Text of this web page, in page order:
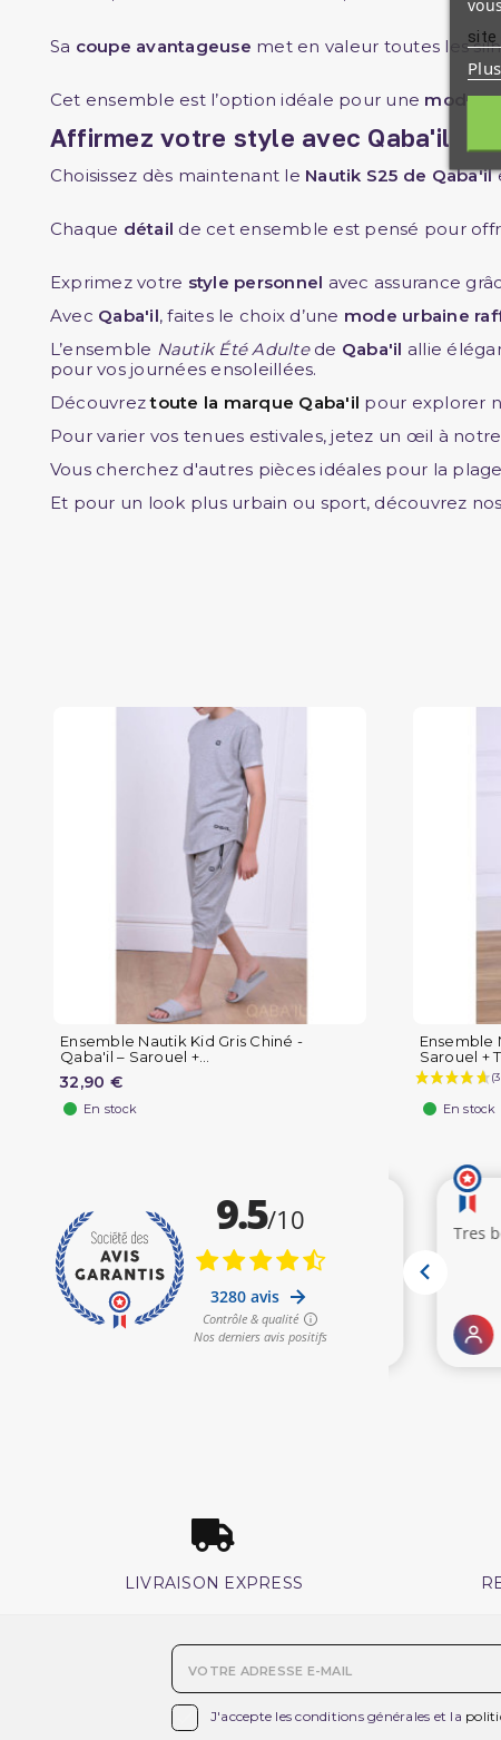
Sa coupe avantageuse met en valeur toutes les
Cet ensemble est l’option idéale pour une mode
Affirmez votre style avec Qaba'il
Choisissez dès maintenant le Nautik S25 de Qaba'il
Chaque détail de cet ensemble est pensé pour
Exprimez votre style personnel avec assurance
Avec Qaba'il, faites le choix d’une mode urbaine
L’ensemble Nautik Été Adultede Qaba'il allie
pour vos journées ensoleillées.
Découvreztoute la marque Qaba'il pour explorer
Pour varier vos tenues estivales, jetez un œil à
Vous cherchez d'autres pièces idéales pour la
Et pour un look plus urbain ou sport, découvrez nos
Ensemble Nautik Kid Gris Chiné -
Qaba'il – Sarouel +...
32,90 €
En stock
Ensemble
Sarouel +
En stock
LIVRAISON EXPRESS
J'accepte les conditions générales et la
site